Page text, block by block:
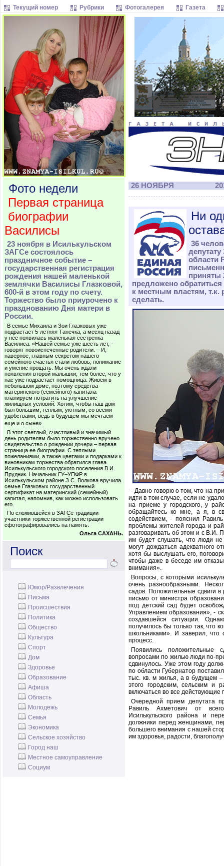
Текущий номер Рубрики Фотогалерея Газета
Фото недели
Первая страница
биографии
Василисы
23 ноября в Исилькульском
ЗАГСе состоялось
праздничное событие –
государственная регистрация
рождения нашей маленькой
землячки Василисы Глазковой,
600-й в этом году по счету.
Торжество было приурочено к
празднованию Дня матери в
России.
В семье Михаила и Зои Глазковых уже
подрастает 5-летняя Танечка, а месяц назад
у нее появилась маленькая сестренка
Василиса. «Нашей семье уже шесть лет, -
говорят новоиспеченные родители. – И,
наверное, главным секретом нашего
семейного счастья стали любовь, понимание
и умение прощать. Мы очень ждали
появления второй малышки, тем более, что у
нас уже подрастает помощница. Живем в
небольшом доме, поэтому средства
материнского (семейного) капитала
планируем потратить на улучшение
жилищных условий. Хотим, чтобы наш дом
был большим, теплым, уютным, со всеми
удобствами, ведь в будущем мы мечтаем
еще и о сыне».
В этот светлый, счастливый и значимый
день родителям было торжественно вручено
свидетельство о рождении дочери – первая
страница ее биографии. С теплыми
пожеланиями, а также цветами и подарками к
виновникам торжества обратился глава
Исилькульского городского поселения В.И.
Прудник. Начальник ГУ–УПФР в
Исилькульском районе З.С. Волкова вручила
семье Глазковых государственный
сертификат на материнский (семейный)
капитал, напомнив, как можно использовать
его.
По сложившейся в ЗАГСе традиции
участники торжественной регистрации
сфотографировались на память.
Ольга САХАНЬ.
Поиск
Юмор/Развлечения
Письма
Происшествия
Политика
Общество
Культура
Спорт
Дом
Здоровье
Образование
Афиша
Область
Молодежь
Семья
Экономика
Сельское хозяйство
Город наш
Местное самоуправление
Социум
26 НОЯБРЯ
Ни
36
области
приняты
предложено
к местным властям, т.к.
сделать.
- Давно говорю о том, что на
идти в том случае, если не
на приеме у городского, у
обращайтесь ко мне, а я, в
содействием, - пояснил
проблемы жителей города и
разговаривать об этом и с В.И.
им будет слушать, что люди не
могут дождаться адекватного
хотя бы выслушать его,
чтобы даже в беседе им
внимания».
Вопросы, с которыми
очень разнообразными.
садов. Положительные сдвиги
письмо от министра
под детский сад будет
Управлением образования», -
создавшейся ситуации.
получилось бы только так, что
школьниками». И заверил, что
процесс.
Появились положительные
вопросами по жилью люди по-
сдвинулось. Уже этом году
по области Губернатор
тыс. кв. м жилья, а в будущем
этого городским, сельским и
включаться во все действующие
Очередной прием депутата
Равиль Ахметович от
Исилькульского района и
должники перед женщинами,
большего внимания с нашей
им здоровья, радости,